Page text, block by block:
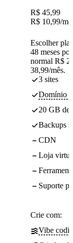
R$ 45,99
R$ 10,99/
Escolher
48 meses
normal R$
38,99/mês.
3 sites
Domínio -
20 GB de
Backups
CDN
Loja
Suporte
Crie com:
Vibe